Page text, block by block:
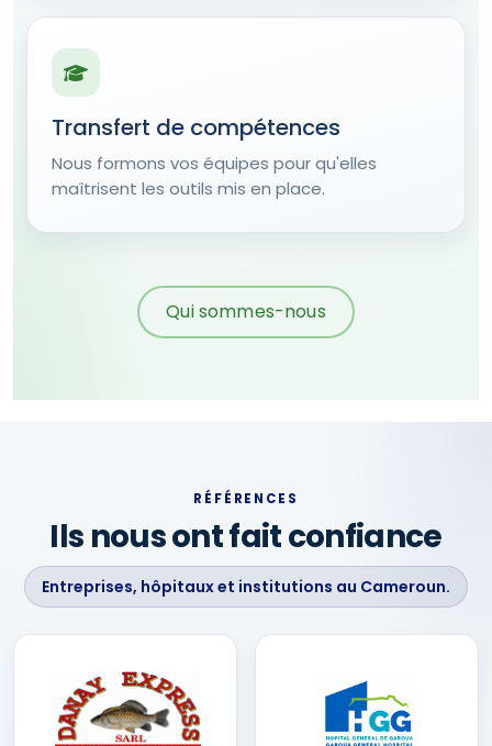
Transfert de compétences
Nous formons vos équipes pour qu'elles
maîtrisent les outils mis en place.
Qui sommes-nous
RÉFÉRENCES
Ils nous ont fait confiance
Entreprises, hôpitaux et institutions au Cameroun.